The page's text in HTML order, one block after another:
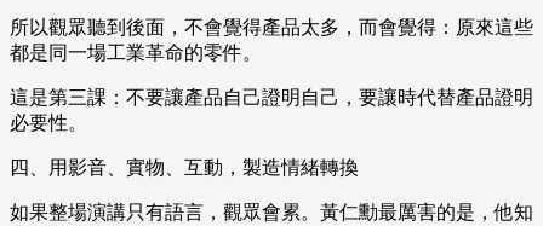
所以觀眾聽到後面，不會覺得產品太多，而會覺得：原來這些
都是同一場工業革命的零件。
這是第三課：不要讓產品自己證明自己，要讓時代替產品證明
必要性。
四、用影音、實物、互動，製造情緒轉換
如果整場演講只有語言，觀眾會累。黃仁勳最厲害的是，他知